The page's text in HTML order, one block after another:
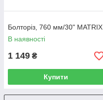
Болторіз, 760 мм/30" MATRIX
В наявності
1 149 ₴
Купити